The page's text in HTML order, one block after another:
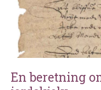
En beretning